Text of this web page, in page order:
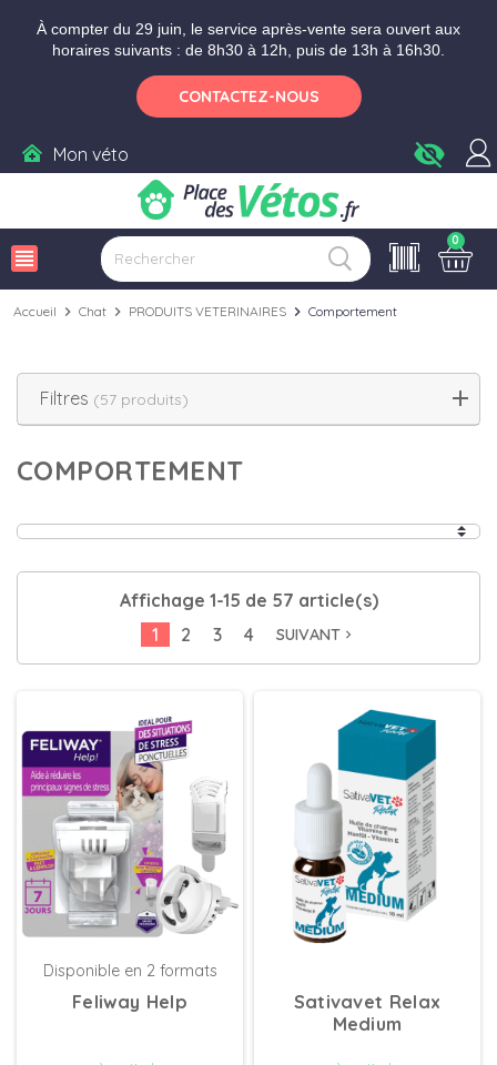
À compter du 29 juin, le service après-vente sera ouvert aux
horaires suivants : de 8h30 à 12h, puis de 13h à 16h30.
CONTACTEZ-NOUS
Mon véto visibility_off
view_headline
0
Accueil chevron_right Chat chevron_right PRODUITS VETERINAIRES chevron_right Comportement
Filtres (57 produits)
COMPORTEMENT
Affichage 1-15 de 57 article(s)
1
2 3 4 SUIVANT navigate_next
Disponible en 2 formats
Feliway Help
Sativavet Relax
Medium